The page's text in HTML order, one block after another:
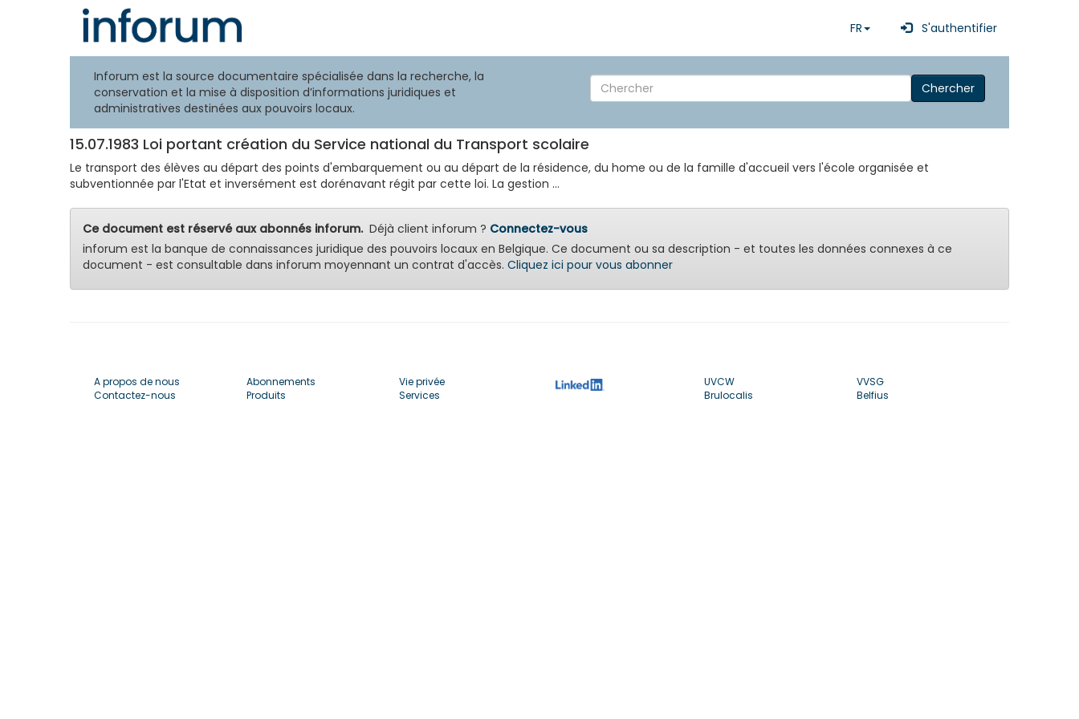
FR S'authentifier
Inforum est la source documentaire spécialisée dans la recherche, la
conservation et la mise à disposition d’informations juridiques et
administratives destinées aux pouvoirs locaux.
Chercher
15.07.1983 Loi portant création du Service national du Transport scolaire
Le transport des élèves au départ des points d'embarquement ou au départ de la résidence, du home ou de la famille d'accueil vers l'école organisée et
subventionnée par l'Etat et inversément est dorénavant régit par cette loi. La gestion ...
Ce document est réservé aux abonnés inforum.Déjà client inforum ? Connectez-vous
inforum est la banque de connaissances juridique des pouvoirs locaux en Belgique. Ce document ou sa description - et toutes les données connexes à ce
document - est consultable dans inforum moyennant un contrat d'accès. Cliquez ici pour vous abonner
A propos de nous
Contactez-nous
Abonnements
Produits
Vie privée
Services
UVCW
Brulocalis
VVSG
Belfius